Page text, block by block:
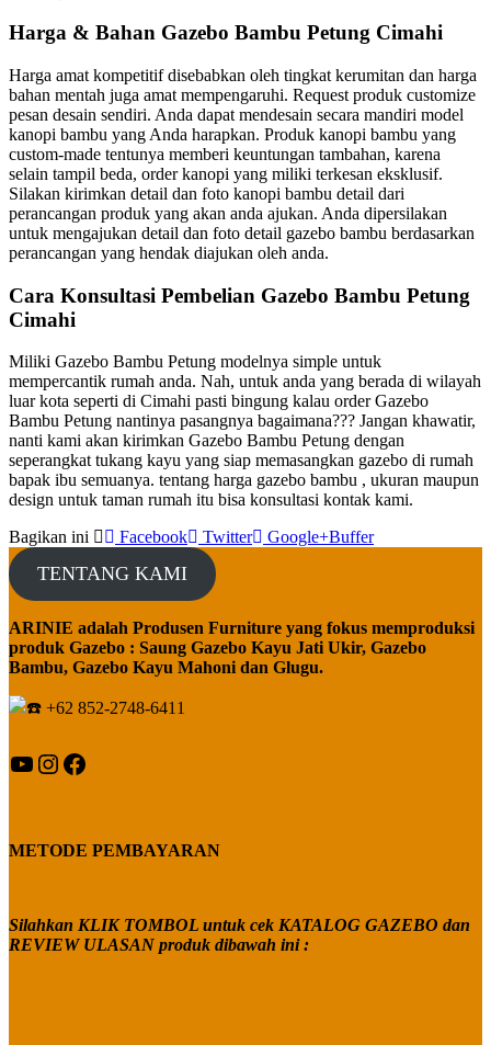
Harga & Bahan Gazebo Bambu Petung Cimahi
Harga amat kompetitif disebabkan oleh tingkat kerumitan dan harga
bahan mentah juga amat mempengaruhi. Request produk customize
pesan desain sendiri. Anda dapat mendesain secara mandiri model
kanopi bambu yang Anda harapkan. Produk kanopi bambu yang
custom-made tentunya memberi keuntungan tambahan, karena
selain tampil beda, order kanopi yang miliki terkesan eksklusif.
Silakan kirimkan detail dan foto kanopi bambu detail dari
perancangan produk yang akan anda ajukan. Anda dipersilakan
untuk mengajukan detail dan foto detail gazebo bambu berdasarkan
perancangan yang hendak diajukan oleh anda.
Cara Konsultasi Pembelian Gazebo Bambu Petung
Cimahi
Miliki Gazebo Bambu Petung modelnya simple untuk
mempercantik rumah anda. Nah, untuk anda yang berada di wilayah
luar kota seperti di Cimahi pasti bingung kalau order Gazebo
Bambu Petung nantinya pasangnya bagaimana??? Jangan khawatir,
nanti kami akan kirimkan Gazebo Bambu Petung dengan
seperangkat tukang kayu yang siap memasangkan gazebo di rumah
bapak ibu semuanya. tentang harga gazebo bambu , ukuran maupun
design untuk taman rumah itu bisa konsultasi kontak kami.
Bagikan ini
Facebook Twitter Google+Buffer
TENTANG KAMI
ARINIE adalah Produsen Furniture yang fokus memproduksi
produk Gazebo : Saung Gazebo Kayu Jati Ukir, Gazebo
Bambu, Gazebo Kayu Mahoni dan Glugu.
+62 852-2748-6411
YouTube
Instagram
Facebook
METODE PEMBAYARAN
Silahkan KLIK TOMBOL untuk cek KATALOG GAZEBO dan
REVIEW ULASAN produk dibawah ini :